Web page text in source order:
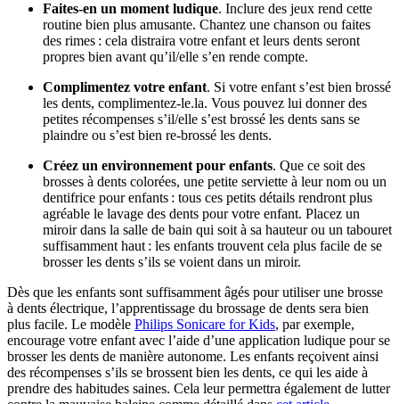
Faites-en un moment ludique. Inclure des jeux rend cette
routine bien plus amusante. Chantez une chanson ou faites
des rimes : cela distraira votre enfant et leurs dents seront
propres bien avant qu’il/elle s’en rende compte.
Complimentez votre enfant. Si votre enfant s’est bien brossé
les dents, complimentez-le.la. Vous pouvez lui donner des
petites récompenses s’il/elle s’est brossé les dents sans se
plaindre ou s’est bien re-brossé les dents.
Créez un environnement pour enfants. Que ce soit des
brosses à dents colorées, une petite serviette à leur nom ou un
dentifrice pour enfants : tous ces petits détails rendront plus
agréable le lavage des dents pour votre enfant. Placez un
miroir dans la salle de bain qui soit à sa hauteur ou un tabouret
suffisamment haut : les enfants trouvent cela plus facile de se
brosser les dents s’ils se voient dans un miroir.
Dès que les enfants sont suffisamment âgés pour utiliser une brosse
à dents électrique, l’apprentissage du brossage de dents sera bien
plus facile. Le modèle Philips Sonicare for Kids, par exemple,
encourage votre enfant avec l’aide d’une application ludique pour se
brosser les dents de manière autonome. Les enfants reçoivent ainsi
des récompenses s’ils se brossent bien les dents, ce qui les aide à
prendre des habitudes saines. Cela leur permettra également de lutter